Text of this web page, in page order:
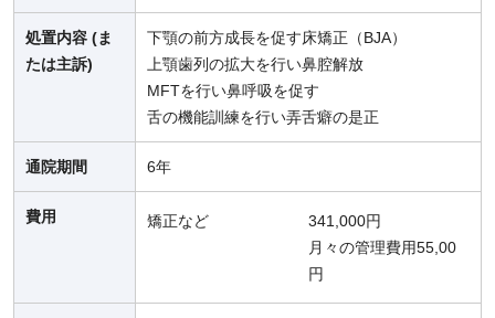
処置内容 (ま
たは主訴)
下顎の前方成長を促す床矯正（BJA）
上顎歯列の拡大を行い鼻腔解放
MFTを行い鼻呼吸を促す
舌の機能訓練を行い弄舌癖の是正
通院期間 6年
費用 矯正など
341,000円
月々の管理費用55,00
円